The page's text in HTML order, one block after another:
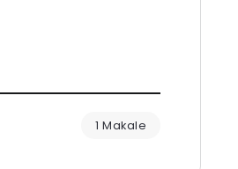
1 Makale